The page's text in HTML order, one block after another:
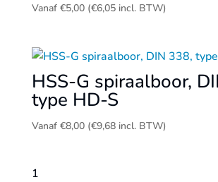
Vanaf €5,00 (€6,05incl. BTW)
HSS-G spiraalboor,
type HD-S
Vanaf €8,00 (€9,68incl. BTW)
1